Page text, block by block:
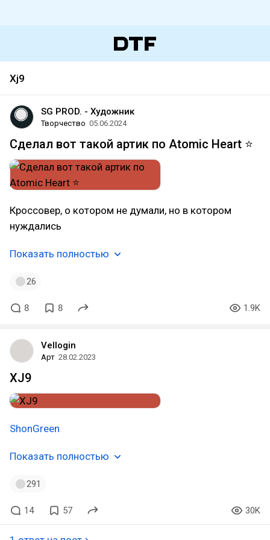
Xj9
SG PROD. - Художник
Творчество 05.06.2024
Сделал вот такой артик по Atomic Heart ⭐
Кроссовер, о котором не думали, но в котором
нуждались
Показать полностью
26
8 8 1.9K
Vellogin
Арт 28.02.2023
XJ9
ShonGreen
Показать полностью
291
14 57 30K